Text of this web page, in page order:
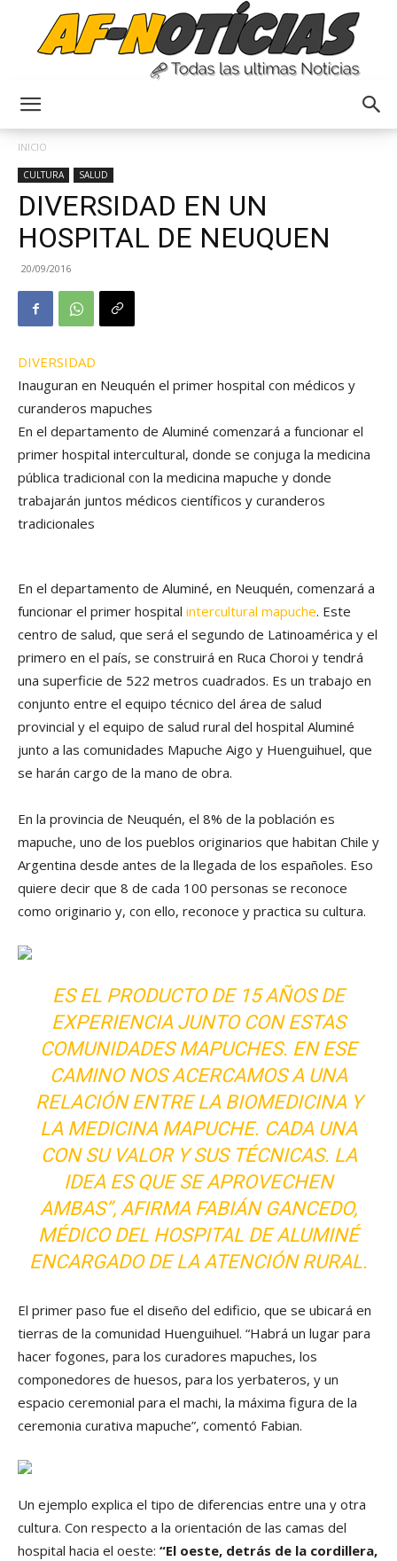
INICIO
CULTURA SALUD
DIVERSIDAD EN UN
HOSPITAL DE NEUQUEN
20/09/2016
DIVERSIDAD
Inauguran en Neuquén el primer hospital con médicos y
curanderos mapuches
En el departamento de Aluminé comenzará a funcionar el
primer hospital intercultural, donde se conjuga la medicina
pública tradicional con la medicina mapuche y donde
trabajarán juntos médicos científicos y curanderos
tradicionales
En el departamento de Aluminé, en Neuquén, comenzará a
funcionar el primer hospital intercultural mapuche. Este
centro de salud, que será el segundo de Latinoamérica y el
primero en el país, se construirá en Ruca Choroi y tendrá
una superficie de 522 metros cuadrados. Es un trabajo en
conjunto entre el equipo técnico del área de salud
provincial y el equipo de salud rural del hospital Aluminé
junto a las comunidades Mapuche Aigo y Huenguihuel, que
se harán cargo de la mano de obra.
En la provincia de Neuquén, el 8% de la población es
mapuche, uno de los pueblos originarios que habitan Chile y
Argentina desde antes de la llegada de los españoles. Eso
quiere decir que 8 de cada 100 personas se reconoce
como originario y, con ello, reconoce y practica su cultura.
ES EL PRODUCTO DE 15 AÑOS DE
EXPERIENCIA JUNTO CON ESTAS
COMUNIDADES MAPUCHES. EN ESE
CAMINO NOS ACERCAMOS A UNA
RELACIÓN ENTRE LA BIOMEDICINA Y
LA MEDICINA MAPUCHE. CADA UNA
CON SU VALOR Y SUS TÉCNICAS. LA
IDEA ES QUE SE APROVECHEN
AMBAS”, AFIRMA FABIÁN GANCEDO,
MÉDICO DEL HOSPITAL DE ALUMINÉ
ENCARGADO DE LA ATENCIÓN RURAL.
El primer paso fue el diseño del edificio, que se ubicará en
tierras de la comunidad Huenguihuel. “Habrá un lugar para
hacer fogones, para los curadores mapuches, los
componedores de huesos, para los yerbateros, y un
espacio ceremonial para el machi, la máxima figura de la
ceremonia curativa mapuche”, comentó Fabian.
Un ejemplo explica el tipo de diferencias entre una y otra
cultura. Con respecto a la orientación de las camas del
hospital hacia el oeste: “El oeste, detrás de la cordillera,